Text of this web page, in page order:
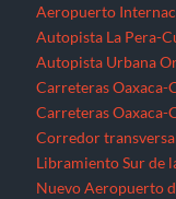
Aeropuerto
Autopista La Pera-
Autopista Urbana
Carreteras Oaxaca-
Carreteras Oaxaca-
Corredor
Libramiento Sur de
Nuevo Aeropuerto